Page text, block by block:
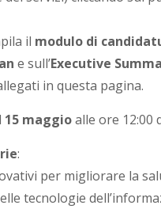
il modulo di
e sull’Executive
in questa pagina.
15 maggioalle ore 12:00
:
per migliorare la
tecnologie